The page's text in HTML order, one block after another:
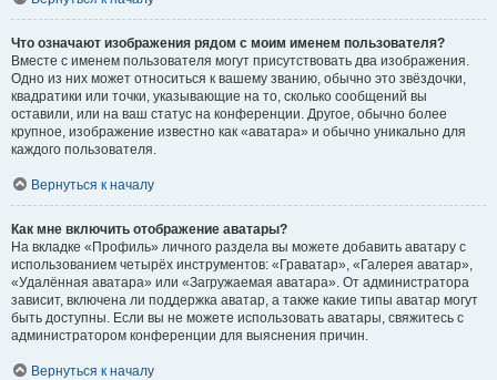
Что означают изображения рядом с моим именем пользователя?
Вместе с именем пользователя могут присутствовать два изображения.
Одно из них может относиться к вашему званию, обычно это звёздочки,
квадратики или точки, указывающие на то, сколько сообщений вы
оставили, или на ваш статус на конференции. Другое, обычно более
крупное, изображение известно как «аватара» и обычно уникально для
каждого пользователя.
Вернуться к началу
Как мне включить отображение аватары?
На вкладке «Профиль» личного раздела вы можете добавить аватару с
использованием четырёх инструментов: «Граватар», «Галерея аватар»,
«Удалённая аватара» или «Загружаемая аватара». От администратора
зависит, включена ли поддержка аватар, а также какие типы аватар могут
быть доступны. Если вы не можете использовать аватары, свяжитесь с
администратором конференции для выяснения причин.
Вернуться к началу